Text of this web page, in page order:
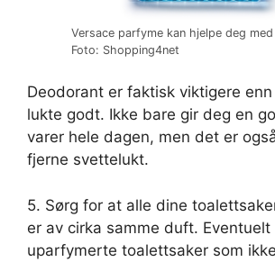
Versace parfyme kan hjelpe deg
Foto: Shopping4net
Deodorant er faktisk viktigere
lukte godt. Ikke bare gir deg en
varer hele dagen, men det er
fjerne svettelukt.
5. Sørg for at alle dine
er av cirka samme duft.
uparfymerte toalettsaker som